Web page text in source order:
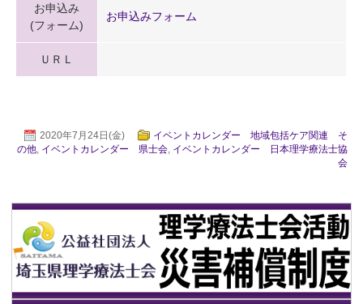
お申込み
(フォーム)
お申込みフォーム
ＵＲＬ
2020年7月24日(金)
イベントカレンダー 地域包括ケア関連 そ
の他, イベントカレンダー 県士会, イベントカレンダー 日本理学療法士協
会